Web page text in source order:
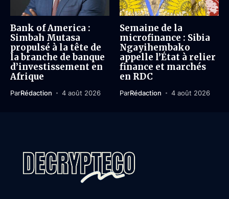
Bank of America :
Simbah Mutasa
propulsé à la tête de
la branche de banque
d’investissement en
Afrique
ParRédaction 4 août 2026
Semaine de la
microfinance : Sibia
Ngayihembako
appelle l’État à relier
finance et marchés
en RDC
ParRédaction 4 août 2026